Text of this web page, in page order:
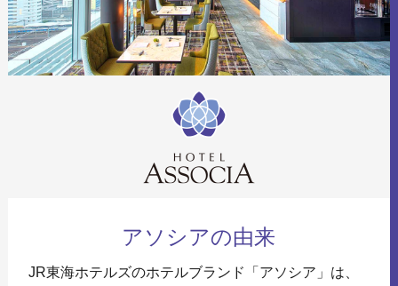
アソシアの由来
JR東海ホテルズのホテルブランド「アソシア」は、